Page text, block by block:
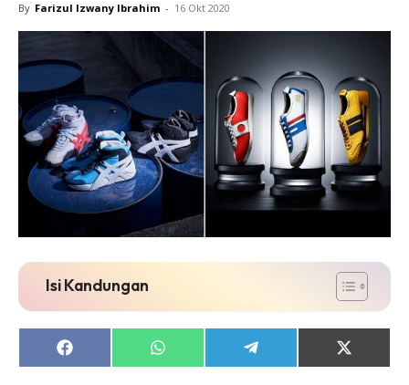
By Farizul Izwany Ibrahim - 16 Okt 2020
Isi Kandungan
Share
on
Share
on
Share
on
Share
on